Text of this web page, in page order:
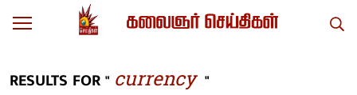
RESULTS FOR " currency "